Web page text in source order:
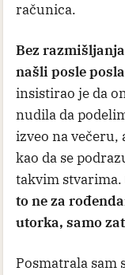
računica.
Bez
našli posle posla
insistirao je da
nudila da
izveo na
kao da se
takvim stvarima.
to ne za
utorka, samo
Posmatrala sam